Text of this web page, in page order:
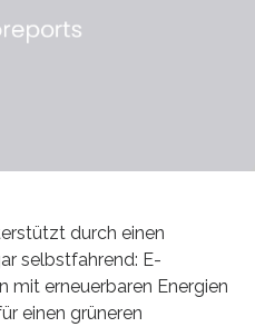
durch einen
selbstfahrend: E-
erneuerbaren Energien
einen grüneren